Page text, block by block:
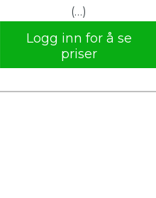
(…)
Logg inn for å se
priser